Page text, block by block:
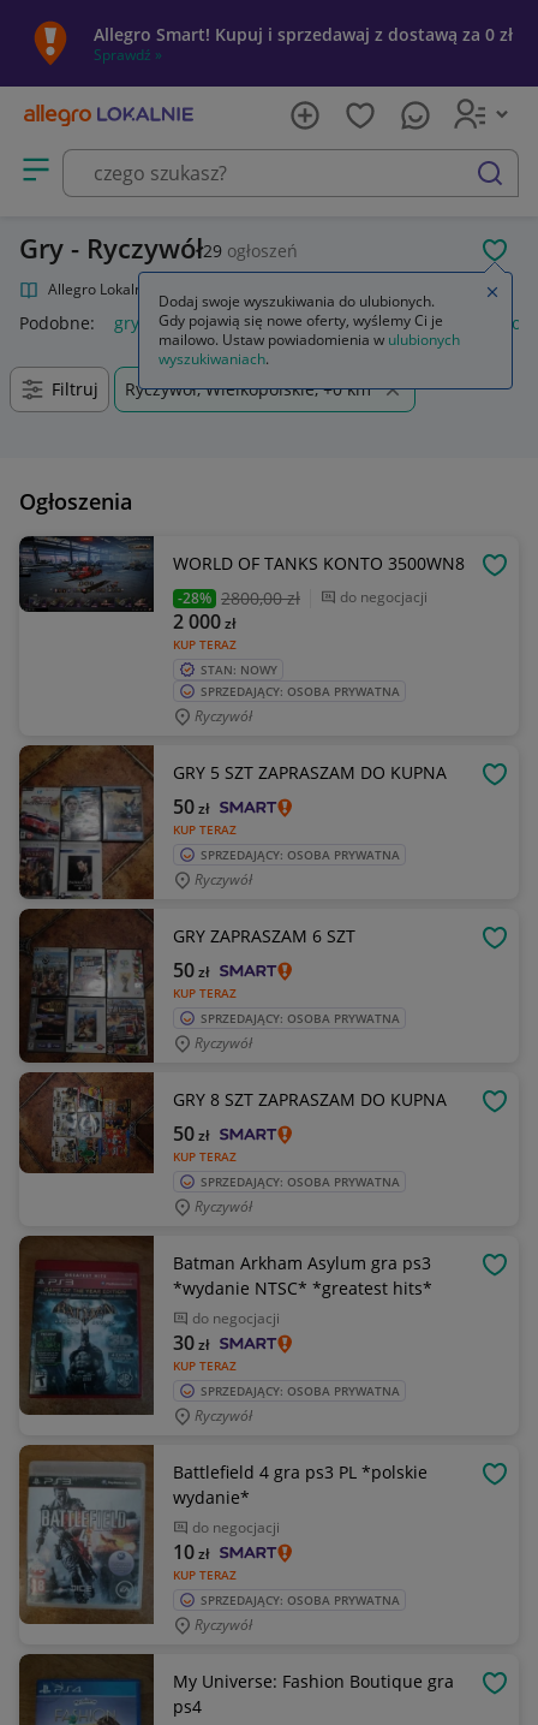
Allegro Smart! Kupuj i sprzedawaj z dostawą za 0 zł
Sprawdź »
Otwórz menu z kategoriami
szukaj
Gry - Ryczywół29 ogłoszeń
Allegro Lokalnie
Podobne: gry gry ps5 gry ps4 karty do gry gry
Filtruj Ryczywół, Wielkopolskie, +0 km
Ogłoszenia
WORLD OF TANKS KONTO 3500WN8
-28% 2800,00 zł do negocjacji
KUP TERAZ
2 000zł
STAN: NOWY
SPRZEDAJĄCY: OSOBA PRYWATNA
Ryczywół
GRY 5 SZT ZAPRASZAM DO KUPNA
KUP TERAZ
50zł
SPRZEDAJĄCY: OSOBA PRYWATNA
Ryczywół
GRY ZAPRASZAM 6 SZT
KUP TERAZ
50zł
SPRZEDAJĄCY: OSOBA PRYWATNA
Ryczywół
GRY 8 SZT ZAPRASZAM DO KUPNA
KUP TERAZ
50zł
SPRZEDAJĄCY: OSOBA PRYWATNA
Ryczywół
Batman Arkham Asylum gra ps3
*wydanie NTSC* *greatest hits*
do negocjacji
KUP TERAZ
30zł
SPRZEDAJĄCY: OSOBA PRYWATNA
Ryczywół
Battlefield 4 gra ps3 PL *polskie
wydanie*
do negocjacji
KUP TERAZ
10zł
SPRZEDAJĄCY: OSOBA PRYWATNA
Ryczywół
My Universe: Fashion Boutique gra
ps4
Dodaj swoje wyszukiwania do ulubionych.
Gdy pojawią się nowe oferty, wyślemy Ci je
mailowo. Ustaw powiadomienia w ulubionych
wyszukiwaniach.